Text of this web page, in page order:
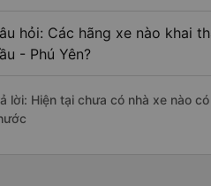
hỏi: Các hãng xe nào khai
- Phú Yên?
lời: Hiện tại chưa có nhà xe nào